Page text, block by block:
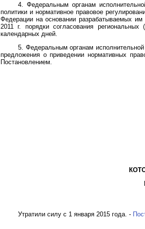
4. Федеральным органам
политики и нормативное правовое
Федерации на основании разрабатываемых
2011 г. порядки согласования
календарных дней.
5. Федеральным органам
предложения о приведении нормативных
Постановлением.
Утратили силу с 1 января 2015 года. -